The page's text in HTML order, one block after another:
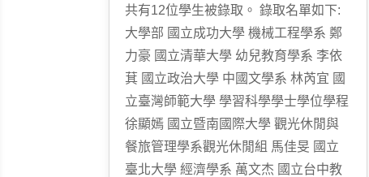
共有12位學生被錄取。 錄取名單如下:
大學部 國立成功大學 機械工程學系 鄭
力豪 國立清華大學 幼兒教育學系 李依
萁 國立政治大學 中國文學系 林芮宜 國
立臺灣師範大學 學習科學學士學位學程
徐顯嫣 國立暨南國際大學 觀光休閒與
餐旅管理學系觀光休閒組 馬佳旻 國立
臺北大學 經濟學系 萬文杰 國立台中教